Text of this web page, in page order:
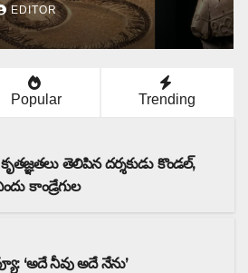
EDITOR
Popular Trending
కృతజ్ఞతలు తెలిపిన దర్శకుడు కొండల్,
గోవిందు కాండ్రేగుల
‘అదే నీవు అదే నేను’